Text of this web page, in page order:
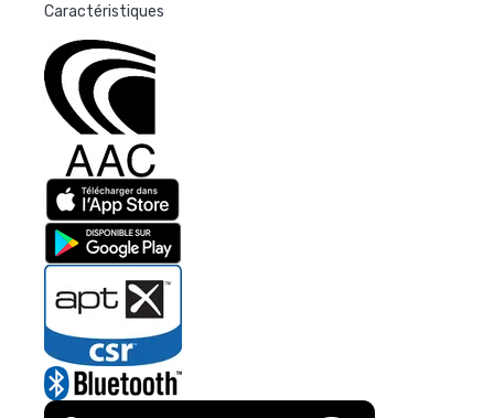
Caractéristiques